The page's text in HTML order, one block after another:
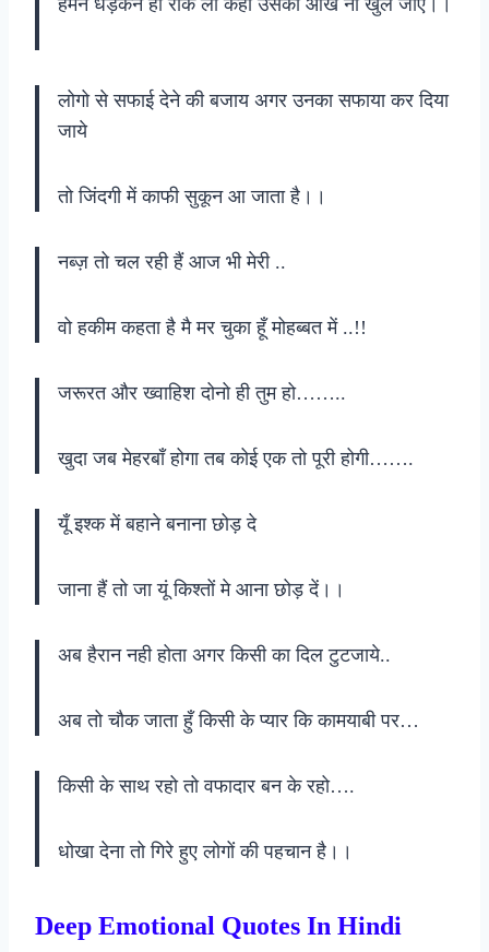
लोगो से सफाई देने की बजाय अगर उनका सफाया कर दिया
जाये
तो जिंदगी में काफी सुकून आ जाता है।।
नब्ज़ तो चल रही हैं आज भी मेरी ..
वो हकीम कहता है मै मर चुका हूँ मोहब्बत में ..!!
जरूरत और ख्वाहिश दोनो ही तुम हो……..
खुदा जब मेहरबाँ होगा तब कोई एक तो पूरी होगी…….
यूँ इश्क में बहाने बनाना छोड़ दे
जाना हैं तो जा यूं किश्तों मे आना छोड़ दें।।
अब हैरान नही होता अगर किसी का दिल टुटजाये..
अब तो चौक जाता हुँ किसी के प्यार कि कामयाबी पर…
किसी के साथ रहो तो वफादार बन के रहो….
धोखा देना तो गिरे हुए लोगों की पहचान है।।
Deep Emotional Quotes In Hindi